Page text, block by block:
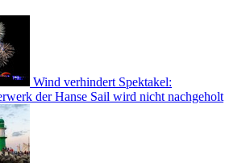
Wind verhindert Spektakel:
der Hanse Sail wird nicht nachgeholt